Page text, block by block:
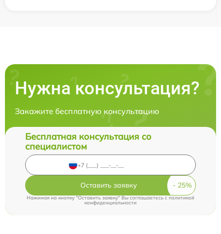
Нужна консультация?
Закажите бесплатную консультацию
Бесплатная консультация со
специалистом
Оставить заявку
Нажимая на кнопку "Оставить заявку" Вы соглашаетесь cполитикой
конфиденциальности